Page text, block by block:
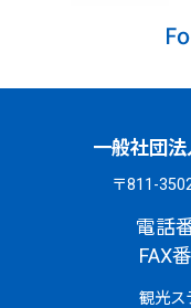
一般社団
〒811-
電話
FAX
観光ス